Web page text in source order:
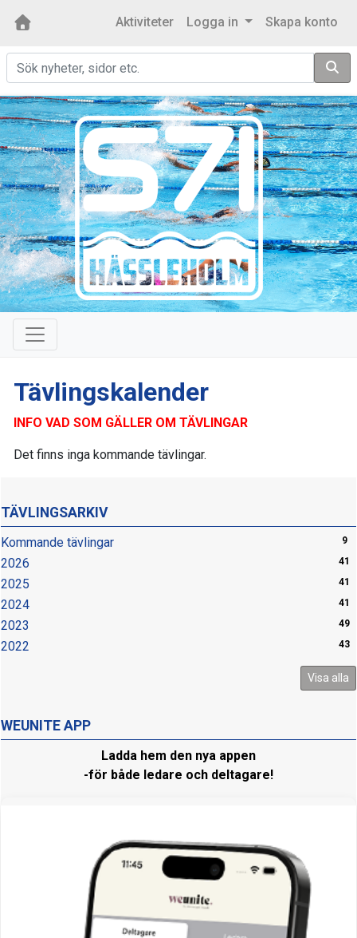
Aktiviteter Logga in Skapa konto
Sök
TÄVLINGSARKIV
Kommande tävlingar 9
2026 41
2025 41
2024 41
2023 49
2022 43
Visa alla
WEUNITE APP
Ladda hem den nya appen
-för både ledare och deltagare!
Tävlingskalender
INFO VAD SOM GÄLLER OM TÄVLINGAR
Det finns inga kommande tävlingar.